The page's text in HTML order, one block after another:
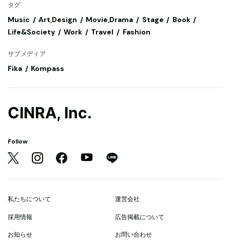
タグ
Music Art,Design Movie,Drama Stage
Book
Life&Society
Work Travel Fashion
サブメディア
Fika Kompass
CINRA, Inc.
Follow
私たちについて 運営会社
採用情報 広告掲載について
お知らせ お問い合わせ